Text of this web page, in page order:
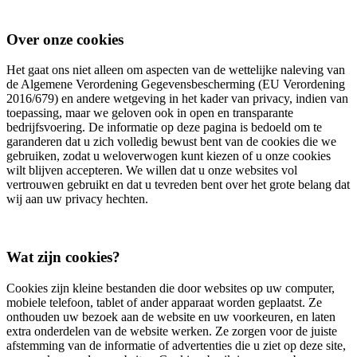
Over onze cookies
Het gaat ons niet alleen om aspecten van de wettelijke naleving van
de Algemene Verordening Gegevensbescherming (EU Verordening
2016/679) en andere wetgeving in het kader van privacy, indien van
toepassing, maar we geloven ook in open en transparante
bedrijfsvoering. De informatie op deze pagina is bedoeld om te
garanderen dat u zich volledig bewust bent van de cookies die we
gebruiken, zodat u weloverwogen kunt kiezen of u onze cookies
wilt blijven accepteren. We willen dat u onze websites vol
vertrouwen gebruikt en dat u tevreden bent over het grote belang dat
wij aan uw privacy hechten.
Wat zijn cookies?
Cookies zijn kleine bestanden die door websites op uw computer,
mobiele telefoon, tablet of ander apparaat worden geplaatst. Ze
onthouden uw bezoek aan de website en uw voorkeuren, en laten
extra onderdelen van de website werken. Ze zorgen voor de juiste
afstemming van de informatie of advertenties die u ziet op deze site,